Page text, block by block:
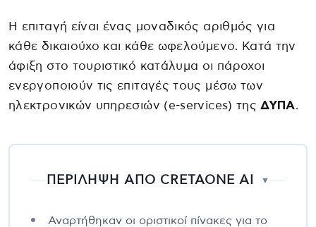
Η επιταγή είναι ένας μοναδικός αριθμός για
κάθε δικαιούχο και κάθε ωφελούμενο. Κατά την
άφιξη στο τουριστικό κατάλυμα οι πάροχοι
ενεργοποιούν τις επιταγές τους μέσω των
ηλεκτρονικών υπηρεσιών (e-services) τηςΔΥΠΑ.
ΠΕΡΙΛΗΨΗ ΑΠΟ CRETAONE AI ▼
Αναρτήθηκαν οι οριστικοί πίνακες για το